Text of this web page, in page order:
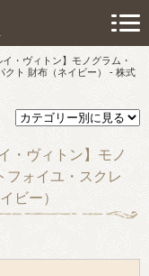
・ヴィトン】モノグラム・
クト 財布（ネイビー） - 株式
・ヴィトン】モノ
フォイユ・スクレ
ビー）